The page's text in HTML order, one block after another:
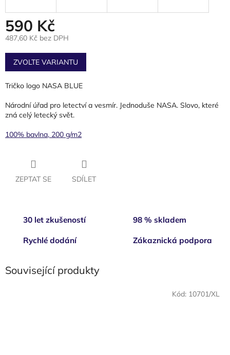
590 Kč
487,60 Kč bez DPH
Měrná
cena:
ZVOLTE VARIANTU
Tričko logo NASA BLUE
Národní úřad pro letectví a vesmír. Jednoduše NASA. Slovo, které
zná celý letecký svět.
100% bavlna, 200 g/m2
ZEPTAT SE SDÍLET
30 let zkušeností 98 % skladem
Rychlé dodání Zákaznická podpora
Související produkty
Kód: 10701/XL